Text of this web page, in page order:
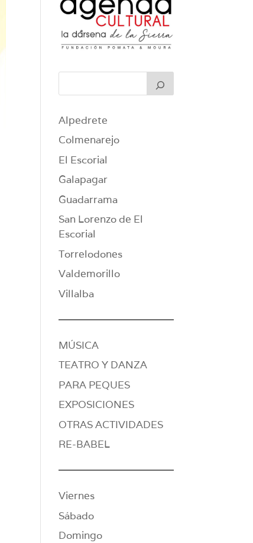
Alpedrete
Colmenarejo
El Escorial
Galapagar
Guadarrama
San Lorenzo de El
Escorial
Torrelodones
Valdemorillo
Villalba
MÚSICA
TEATRO Y DANZA
PARA PEQUES
EXPOSICIONES
OTRAS ACTIVIDADES
RE-BABEL
Viernes
Sábado
Domingo